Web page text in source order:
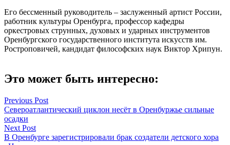
Его бессменный руководитель – заслуженный артист России,
работник культуры Оренбурга, профессор кафедры
оркестровых струнных, духовых и ударных инструментов
Оренбургского государственного института искусств им.
Ростроповичей, кандидат философских наук Виктор Хрипун.
Это может быть интересно:
Навигация
по
записям
Previous Post
Североатлантический циклон несёт в Оренбуржье сильные
осадки
Next Post
В Оренбурге зарегистрировали брак создатели детского хора